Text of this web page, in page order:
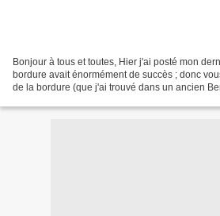
Bonjour à tous et toutes, Hier j'ai posté mon
bordure avait énormément de succès ; donc
de la bordure (que j'ai trouvé dans un ancien